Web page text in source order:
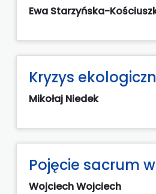
Ewa Starzyńska-
Kryzys
Mikołaj Niedek
Pojęcie sacrum
Wojciech Wojciech